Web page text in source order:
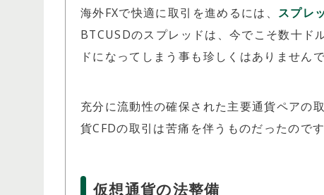
海外FXで快適に取引を進めるには、 スプレ
BTCUSDのスプレッドは、今でこそ数十ド
ドになってしまう事も珍しくはありませんで
充分に流動性の確保された主要通貨ペアの
貨CFDの取引は苦痛を伴うものだったのです
仮想通貨の法整備